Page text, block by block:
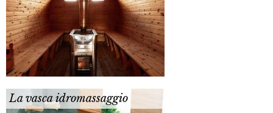
La vasca idromassaggio